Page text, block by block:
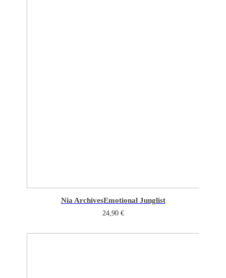
Nia ArchivesEmotional Junglist
24,90 €